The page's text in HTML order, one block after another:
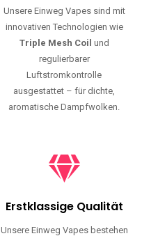
Unsere Einweg Vapes sind mit
innovativen Technologien wie
Triple Mesh Coil und
regulierbarer
Luftstromkontrolle
ausgestattet – für dichte,
aromatische Dampfwolken.
Erstklassige Qualität
Unsere Einweg Vapes bestehen